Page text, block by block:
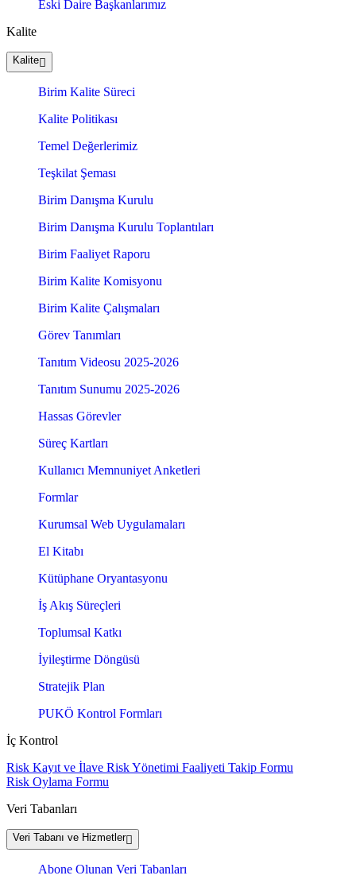
Eski Daire Başkanlarımız
Kalite
Kalite
Birim Kalite Süreci
Kalite Politikası
Temel Değerlerimiz
Teşkilat Şeması
Birim Danışma Kurulu
Birim Danışma Kurulu Toplantıları
Birim Faaliyet Raporu
Birim Kalite Komisyonu
Birim Kalite Çalışmaları
Görev Tanımları
Tanıtım Videosu 2025-2026
Tanıtım Sunumu 2025-2026
Hassas Görevler
Süreç Kartları
Kullanıcı Memnuniyet Anketleri
Formlar
Kurumsal Web Uygulamaları
El Kitabı
Kütüphane Oryantasyonu
İş Akış Süreçleri
Toplumsal Katkı
İyileştirme Döngüsü
Stratejik Plan
PUKÖ Kontrol Formları
İç Kontrol
Risk Kayıt ve İlave Risk Yönetimi Faaliyeti Takip Formu
Risk Oylama Formu
Veri Tabanları
Veri Tabanı ve Hizmetler
Abone Olunan Veri Tabanları